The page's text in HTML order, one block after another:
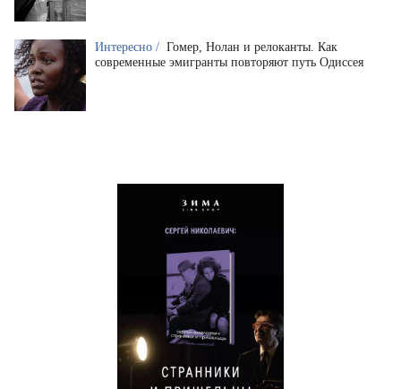
Интересно / Гомер, Нолан и релоканты. Как
современные эмигранты повторяют путь Одиссея